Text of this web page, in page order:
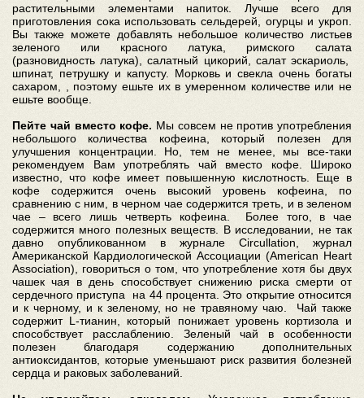
растительными элементами напиток. Лучше всего для
приготовления сока использовать сельдерей, огурцы и укроп.
Вы также можете добавлять небольшое количество листьев
зеленого или красного латука, римского салата
(разновидность латука), салатный цикорий, салат эскариоль,
шпинат, петрушку и капусту. Морковь и свекла очень богаты
сахаром, , поэтому ешьте их в умеренном количестве или не
ешьте вообще.
Пейте чай вместо кофе. Мы совсем не против употребления
небольшого количества кофеина, который полезен для
улучшения концентрации. Но, тем не менее, мы все-таки
рекомендуем Вам употреблять чай вместо кофе. Широко
известно, что кофе имеет повышенную кислотность. Еще в
кофе содержится очень высокий уровень кофеина, по
сравнению с ним, в черном чае содержится треть, и в зеленом
чае – всего лишь четверть кофеина. Более того, в чае
содержится много полезных веществ. В исследовании, не так
давно опубликованном в журнале Circullation, журнал
Американской Кардиологической Ассоциации (American Heart
Association), говориться о том, что употребление хотя бы двух
чашек чая в день способствует снижению риска смерти от
сердечного приступа на 44 процента. Это открытие относится
и к черному, и к зеленому, но не травяному чаю. Чай также
содержит L-тианин, который понижает уровень кортизола и
способствует расслаблению. Зеленый чай в особенности
полезен благодаря содержанию дополнительных
антиоксидантов, которые уменьшают риск развития болезней
сердца и раковых заболеваний.